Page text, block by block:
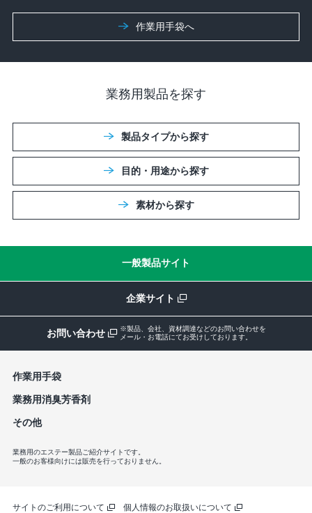
作業⽤⼿袋へ
業務用製品を探す
製品タイプから探す
目的・用途から探す
素材から探す
一般製品サイト
企業サイト
お問い合わせ
※製品、会社、資材調達などのお問い合わせを
メール・お電話にてお受けしております。
作業⽤⼿袋
業務⽤消臭芳⾹剤
その他
業務用のエステー製品ご紹介サイトです。
一般のお客様向けには販売を行っておりません。
サイトのご利用について 個人情報のお取扱いについて